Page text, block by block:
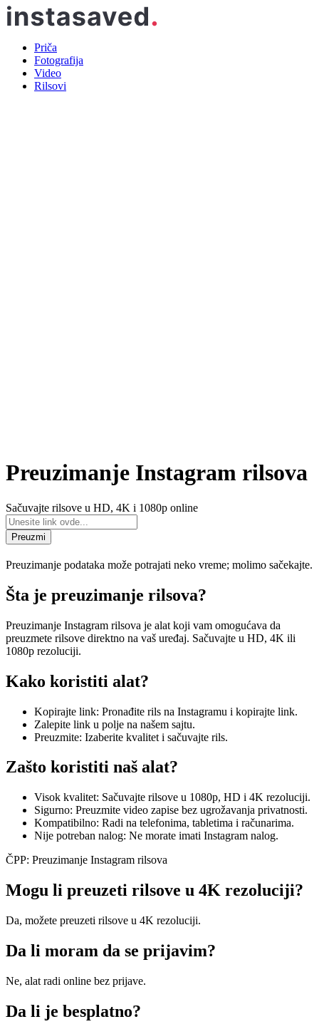
Priča
Fotografija
Video
Rilsovi
Preuzimanje Instagram rilsova
Sačuvajte rilsove u HD, 4K i 1080p online
Preuzmi
Preuzimanje podataka može potrajati neko vreme; molimo sačekajte.
Šta je preuzimanje rilsova?
Preuzimanje Instagram rilsova je alat koji vam omogućava da
preuzmete rilsove direktno na vaš uređaj. Sačuvajte u HD, 4K ili
1080p rezoluciji.
Kako koristiti alat?
Kopirajte link: Pronađite rils na Instagramu i kopirajte link.
Zalepite link u polje na našem sajtu.
Preuzmite: Izaberite kvalitet i sačuvajte rils.
Zašto koristiti naš alat?
Visok kvalitet: Sačuvajte rilsove u 1080p, HD i 4K rezoluciji.
Sigurno: Preuzmite video zapise bez ugrožavanja privatnosti.
Kompatibilno: Radi na telefonima, tabletima i računarima.
Nije potreban nalog: Ne morate imati Instagram nalog.
ČPP: Preuzimanje Instagram rilsova
Mogu li preuzeti rilsove u 4K rezoluciji?
Da, možete preuzeti rilsove u 4K rezoluciji.
Da li moram da se prijavim?
Ne, alat radi online bez prijave.
Da li je besplatno?